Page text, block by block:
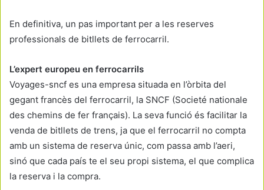
En definitiva, un pas important per a les reserves
professionals de bitllets de ferrocarril.
L’expert europeu en ferrocarrils
Voyages-sncf es una empresa situada en l’òrbita del
gegant francès del ferrocarril, la SNCF (Societé nationale
des chemins de fer français). La seva funció és facilitar la
venda de bitllets de trens, ja que el ferrocarril no compta
amb un sistema de reserva únic, com passa amb l’aeri,
sinó que cada país te el seu propi sistema, el que complica
la reserva i la compra.